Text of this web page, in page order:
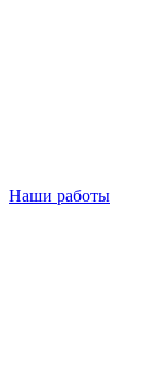
Наши работы